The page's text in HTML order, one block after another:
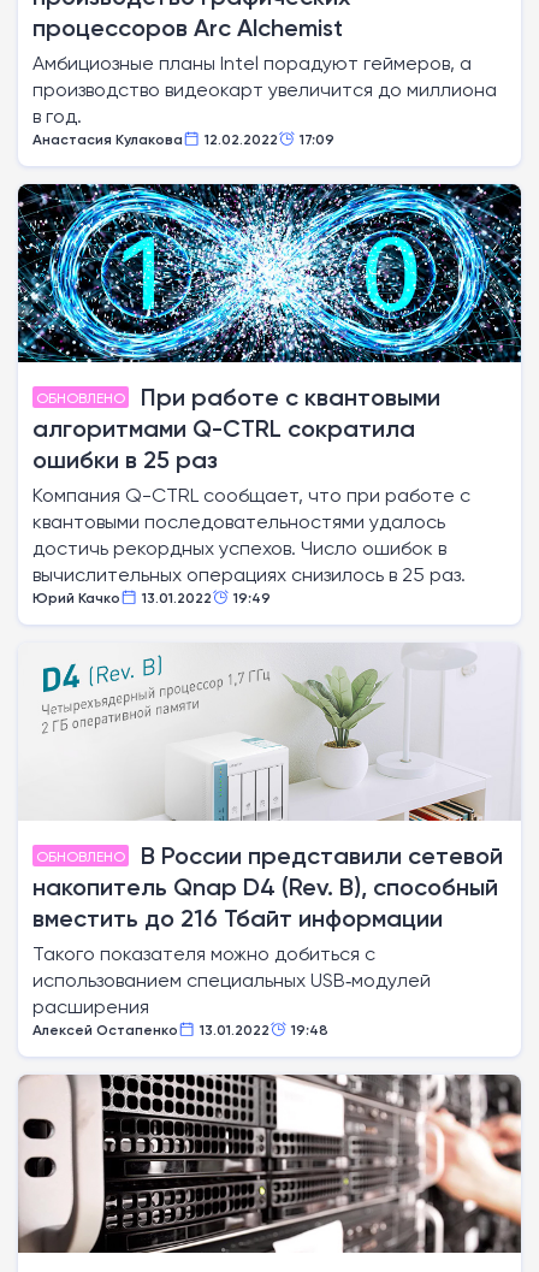
процессоров Arc Alchemist
Амбициозные планы Intel порадуют геймеров, а
производство видеокарт увеличится до миллиона
в год.
Анастасия Кулакова 12.02.2022 17:09
ОБНОВЛЕНО
При работе с квантовыми
алгоритмами Q-CTRL сократила
ошибки в 25 раз
Компания Q-CTRL сообщает, что при работе с
квантовыми последовательностями удалось
достичь рекордных успехов. Число ошибок в
вычислительных операциях снизилось в 25 раз.
Юрий Качко 13.01.2022 19:49
ОБНОВЛЕНО
В России представили сетевой
накопитель Qnap D4 (Rev. B), способный
вместить до 216 Тбайт информации
Такого показателя можно добиться с
использованием специальных USB‑модулей
расширения
Алексей Остапенко 13.01.2022 19:48